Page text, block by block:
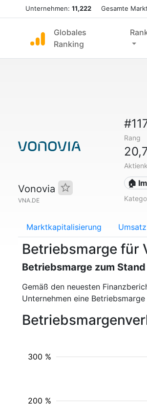
Unternehmen: 11,222 Gesamte
Globales
Ranking
Vonovia
VNA.DE
Rang
🏠
Marktkapitalisierung Umsatz
Betriebsmarge für
Betriebsmarge zum
Gemäß den neuesten
Unternehmen eine
200 %
300 %